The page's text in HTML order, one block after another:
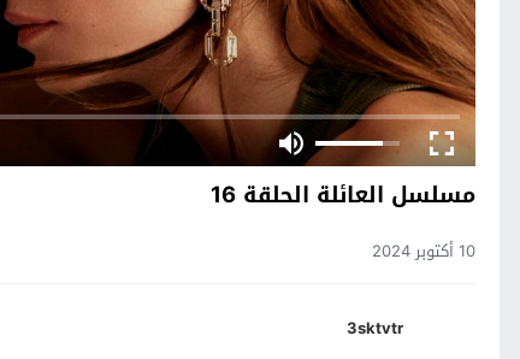
مسلسل العائلة الحلقة 16
10 أكتوبر 2024
3sktvtr